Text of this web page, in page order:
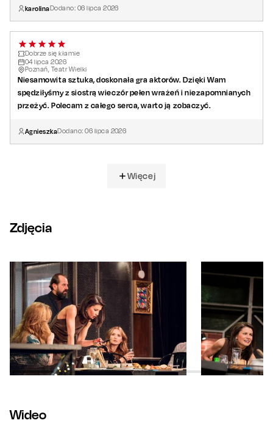
karolinaDodano: 06 lipca 2026
Dobrze się kłamie
04lipca 2026
Poznań, Teatr Wielki
Niesamowita sztuka, doskonała gra aktorów. Dzięki Wam
spędziłyśmy z siostrą wieczór pełen wrażeń i niezapomnianych
przeżyć. Polecam z całego serca, warto ją zobaczyć.
AgnieszkaDodano:06 lipca 2026
Więcej
Zdjęcia
Wideo